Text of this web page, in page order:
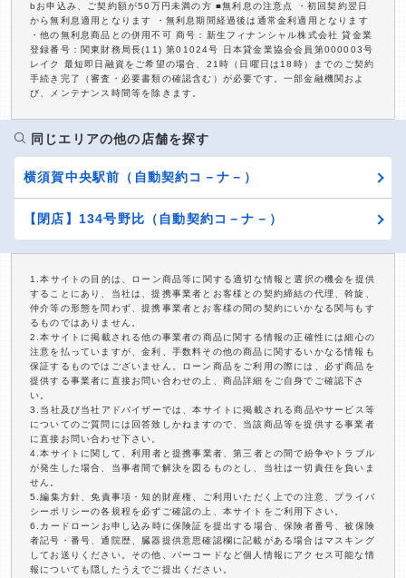
bお申込み、ご契約額が50万円未満の方 ■無利息の注意点 ・初回契約翌日
から無利息適用となります ・無利息期間経過後は通常金利適用となります
・他の無利息商品との併用不可 商号：新生フィナンシャル株式会社 貸金業
登録番号：関東財務局長(11) 第01024号 日本貸金業協会会員第000003号
レイク 最短即日融資をご希望の場合、21時（日曜日は18時）までのご契約
手続き完了（審査・必要書類の確認含む）が必要です。一部金融機関およ
び、メンテナンス時間等を除きます。
同じエリアの他の店舗を探す
横須賀中央駅前（自動契約コ－ナ－）
【閉店】134号野比（自動契約コ－ナ－）
1.本サイトの目的は、ローン商品等に関する適切な情報と選択の機会を提供
することにあり、当社は、提携事業者とお客様との契約締結の代理、斡旋、
仲介等の形態を問わず、提携事業者とお客様の間の契約にいかなる関与もす
るものではありません。
2.本サイトに掲載される他の事業者の商品に関する情報の正確性には細心の
注意を払っていますが、金利、手数料その他の商品に関するいかなる情報も
保証するものではございません。ローン商品をご利用の際には、必ず商品を
提供する事業者に直接お問い合わせの上、商品詳細をご自身でご確認下さ
い。
3.当社及び当社アドバイザーでは、本サイトに掲載される商品やサービス等
についてのご質問には回答致しかねますので、当該商品等を提供する事業者
に直接お問い合わせ下さい。
4.本サイトに関して、利用者と提携事業者、第三者との間で紛争やトラブル
が発生した場合、当事者間で解決を図るものとし、当社は一切責任を負いま
せん。
5.編集方針、免責事項・知的財産権、ご利用いただく上での注意、プライバ
シーポリシーの各規程を必ずご確認の上、本サイトをご利用下さい。
6.カードローンお申し込み時に保険証を提出する場合、保険者番号、被保険
者記号・番号、通院歴、臓器提供意思確認欄に記載がある場合はマスキング
してお送りください。その他、バーコードなど個人情報にアクセス可能な情
報についても隠したうえでご提出ください。